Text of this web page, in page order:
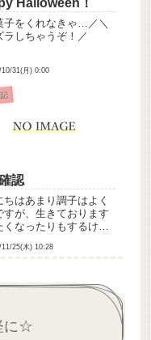
Halloween！
子をくれなきゃ…／＼
ラしちゃうぞ！／
10/31(月) 0:00
認
ちはあまり調子はよく
すが、生きております
くなったりもするけ
誓いましたから今日は
うに
11/25(木) 10:28
に☆